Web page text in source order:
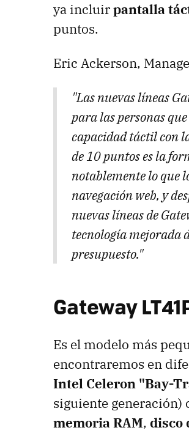
ya incluirpantalla
puntos.
Eric Ackerson,
"Las nuevas líneas
para las personas
capacidad táctil con
de 10 puntos es la
notablemente lo que
navegación web, y
nuevas líneas de
tecnología mejorada
presupuesto."
Gateway
Es el modelo más
encontraremos en
Intel Celeron "Bay-
siguiente generación)
memoria RAM, disco